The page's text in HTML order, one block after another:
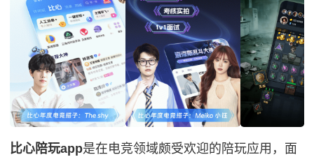
比心陪玩app是在电竞领域颇受欢迎的陪玩应用，面